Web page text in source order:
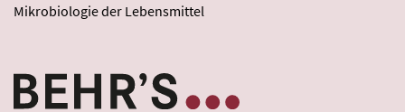
Mikrobiologie der Lebensmittel